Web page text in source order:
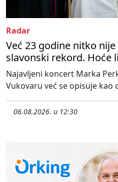
Radar
Već 23 godine nitko
slavonski rekord. Hoće
Najavljeni koncert Marka
Vukovaru već se opisuje kao
06.08.2026. u 12:30